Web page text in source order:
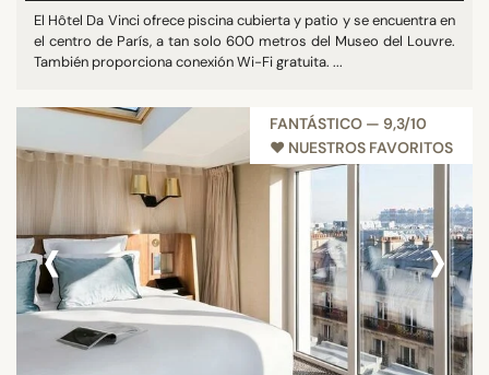
El Hôtel Da Vinci ofrece piscina cubierta y patio y se encuentra en
el centro de París, a tan solo 600 metros del Museo del Louvre.
También proporciona conexión Wi-Fi gratuita. ...
FANTÁSTICO — 9,3/10
♥︎ NUESTROS FAVORITOS
‹ ›